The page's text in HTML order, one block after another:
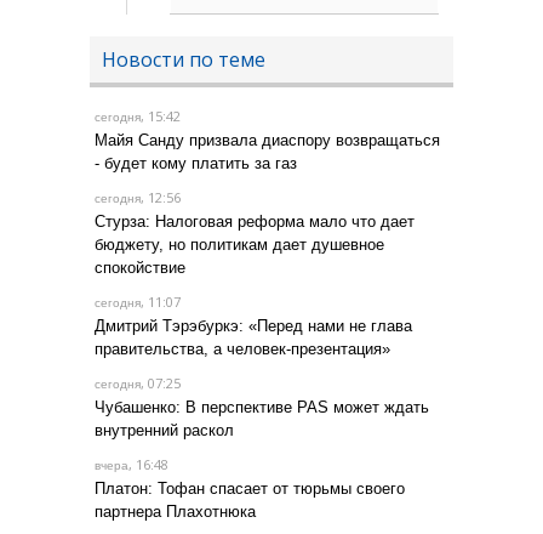
Новости по теме
сегодня, 15:42
Майя Санду призвала диаспору возвращаться
- будет кому платить за газ
сегодня, 12:56
Стурза: Налоговая реформа мало что дает
бюджету, но политикам дает душевное
спокойствие
сегодня, 11:07
Дмитрий Тэрэбуркэ: «Перед нами не глава
правительства, а человек-презентация»
сегодня, 07:25
Чубашенко: В перспективе PAS может ждать
внутренний раскол
вчера, 16:48
Платон: Тофан спасает от тюрьмы своего
партнера Плахотнюка